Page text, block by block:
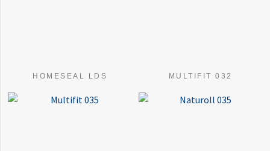
HOMESEAL LDS MULTIFIT 032